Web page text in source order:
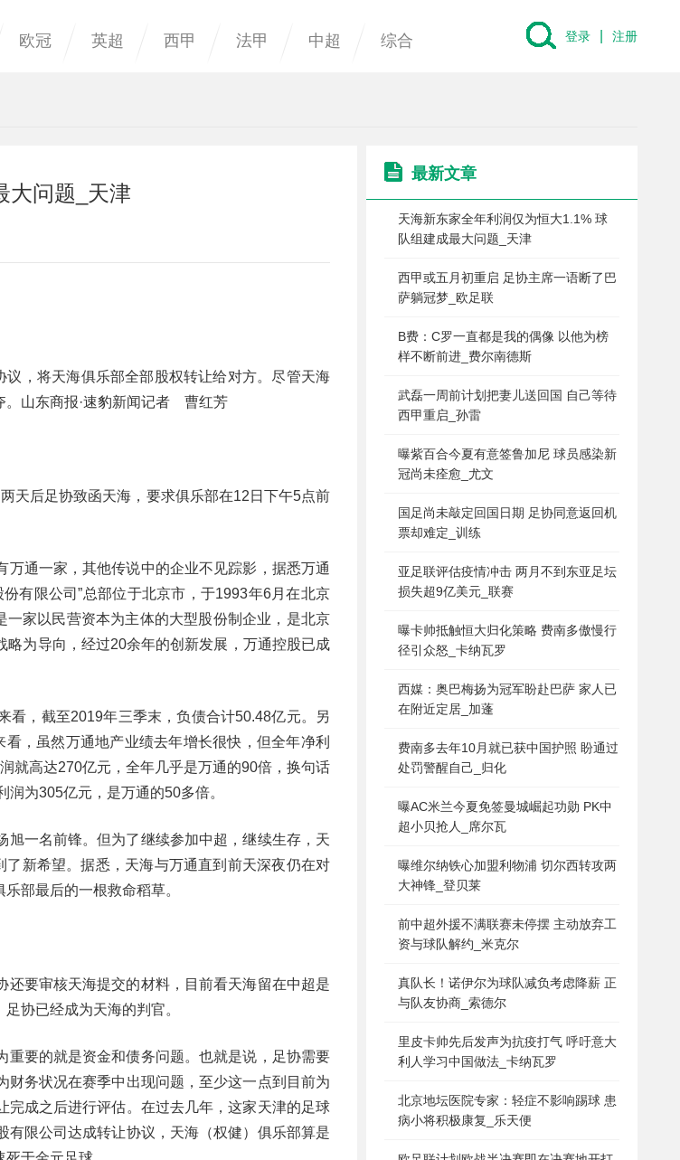
欧冠 英超 西甲 法甲 中超 综合 登录 注册
大问题_天津
，将天海俱乐部全部股权转让给对方。尽管天海
。山东商报·速豹新闻记者 曹红芳
天后足协致函天海，要求俱乐部在12日下午5点前
通一家，其他传说中的企业不见踪影，据悉万通
有限公司”总部位于北京市，于1993年6月在北京
家以民营资本为主体的大型股份制企业，是北京
为导向，经过20余年的创新发展，万通控股已成
看，截至2019年三季末，负债合计50.48亿元。另
，虽然万通地产业绩去年增长很快，但全年净利
就高达270亿元，全年几乎是万通的90倍，换句话
为305亿元，是万通的50多倍。
一名前锋。但为了继续参加中超，继续生存，天
了新希望。据悉，天海与万通直到前天深夜仍在对
部最后的一根救命稻草。
要审核天海提交的材料，目前看天海留在中超是
协已经成为天海的判官。
要的就是资金和债务问题。也就是说，足协需要
务状况在赛季中出现问题，至少这一点到目前为
完成之后进行评估。在过去几年，这家天津的足球
限公司达成转让协议，天海（权健）俱乐部算是
最新文章
天海新东家全年利润仅为恒大1.1% 球
队组建成最大问题_天津
西甲或五月初重启 足协主席一语断了巴
萨躺冠梦_欧足联
B费：C罗一直都是我的偶像 以他为榜
样不断前进_费尔南德斯
武磊一周前计划把妻儿送回国 自己等待
西甲重启_孙雷
曝紫百合今夏有意签鲁加尼 球员感染新
冠尚未痊愈_尤文
国足尚未敲定回国日期 足协同意返回机
票却难定_训练
亚足联评估疫情冲击 两月不到东亚足坛
损失超9亿美元_联赛
曝卡帅抵触恒大归化策略 费南多傲慢行
径引众怒_卡纳瓦罗
西媒：奥巴梅扬为冠军盼赴巴萨 家人已
在附近定居_加蓬
费南多去年10月就已获中国护照 盼通过
处罚警醒自己_归化
曝AC米兰今夏免签曼城崛起功勋 PK中
超小贝抢人_席尔瓦
曝维尔纳铁心加盟利物浦 切尔西转攻两
大神锋_登贝莱
前中超外援不满联赛未停摆 主动放弃工
资与球队解约_米克尔
真队长！诺伊尔为球队减负考虑降薪 正
与队友协商_索德尔
里皮卡帅先后发声为抗疫打气 呼吁意大
利人学习中国做法_卡纳瓦罗
北京地坛医院专家：轻症不影响踢球 患
病小将积极康复_乐天便